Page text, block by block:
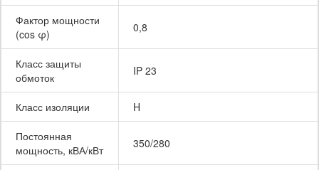
Фактор мощности
(cos φ)
0,8
Класс защиты
обмоток
IP 23
Класс изоляции H
Постоянная
мощность, кВА/кВт
350/280